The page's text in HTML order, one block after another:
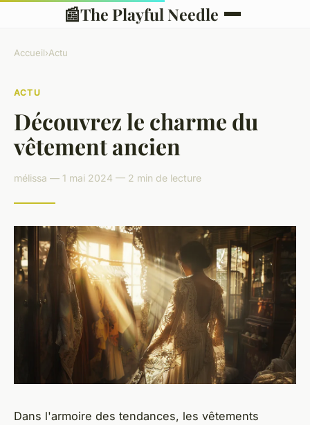
📰The Playful Needle
Accueil›Actu
ACTU
Découvrez le charme du
vêtement ancien
mélissa — 1 mai 2024 — 2 min de lecture
Dans l'armoire des tendances, les vêtements